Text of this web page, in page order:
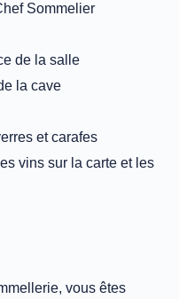
Sommelier
de la salle
la cave
et carafes
vins sur la carte et les
vous êtes